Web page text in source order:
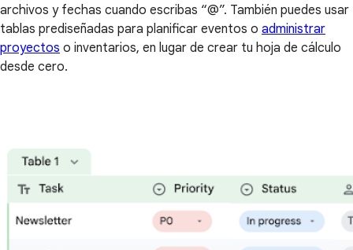
archivos y fechas cuando escribas “@”. También puedes usar
tablas prediseñadas para planificar eventos o administrar
proyectos o inventarios, en lugar de crear tu hoja de cálculo
desde cero.